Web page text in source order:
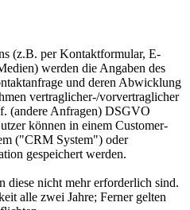
(z.B. per Kontaktformular, E-
werden die Angaben des
und deren Abwicklung
vertraglicher-/vorvertraglicher
(andere Anfragen) DSGVO
können in einem Customer-
("CRM System") oder
gespeichert werden.
diese nicht mehr erforderlich sind.
alle zwei Jahre; Ferner gelten